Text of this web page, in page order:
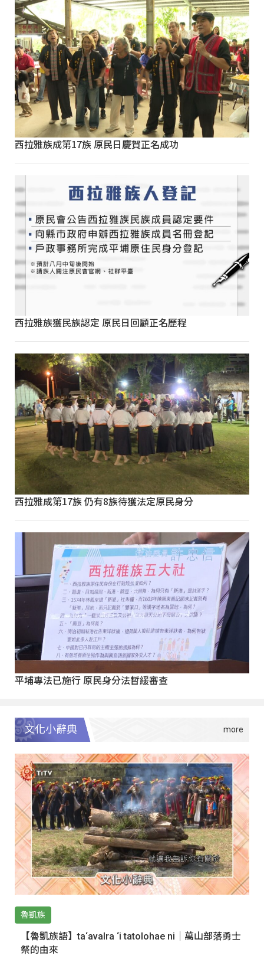
西拉雅族成第17族 原民日慶賀正名成功
西拉雅族獲民族認定 原民日回顧正名歷程
西拉雅成第17族 仍有8族待獲法定原民身分
平埔專法已施行 原民身分法暫緩審查
文化小辭典
魯凱族
【魯凱族語】ta‘avalra ‘i tatolohae ni｜萬山部落勇士
祭的由來